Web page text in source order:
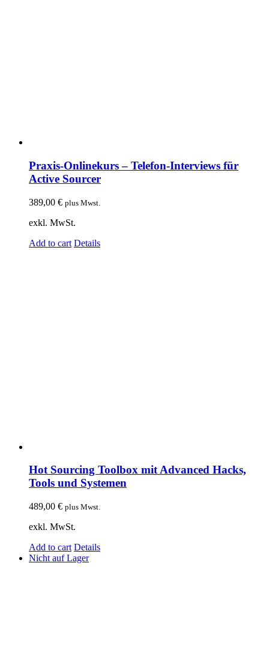
Praxis-Onlinekurs – Telefon-Interviews für
Active Sourcer
389,00 € plus Mwst.
exkl. MwSt.
Add to cart Details
Hot Sourcing Toolbox mit Advanced Hacks,
Tools und Systemen
489,00 € plus Mwst.
exkl. MwSt.
Add to cart Details
Nicht auf Lager